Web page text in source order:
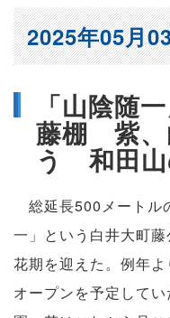
「山陰随
藤棚 紫、
う 和田山
2025年05月
総延長500メートル
一」という白井大町
花期を迎えた。例年
オープンを予定して